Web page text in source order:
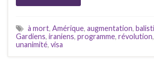
à mort, Amérique, augmentation,
Gardiens, iraniens, programme, révolution,
unanimité, visa